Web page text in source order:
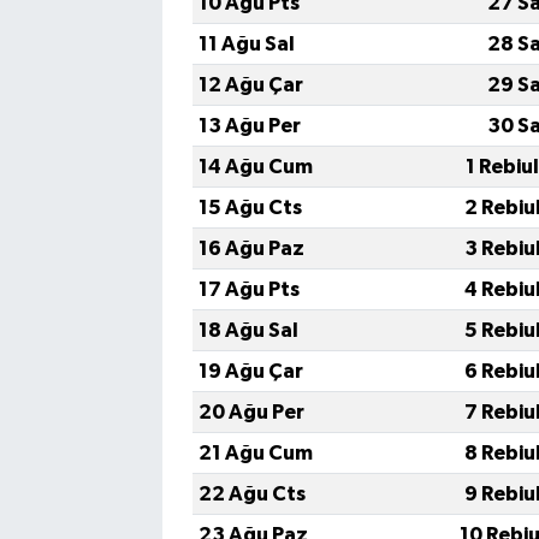
11 Ağu Sal
28
12 Ağu Çar
29
13 Ağu Per
30
14 Ağu Cum
1
15 Ağu Cts
2
16 Ağu Paz
3
17 Ağu Pts
4
18 Ağu Sal
5
19 Ağu Çar
6
20 Ağu Per
7
21 Ağu Cum
8
22 Ağu Cts
9
23 Ağu Paz
10